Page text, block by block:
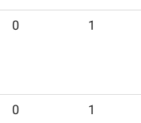
0 1
0 1